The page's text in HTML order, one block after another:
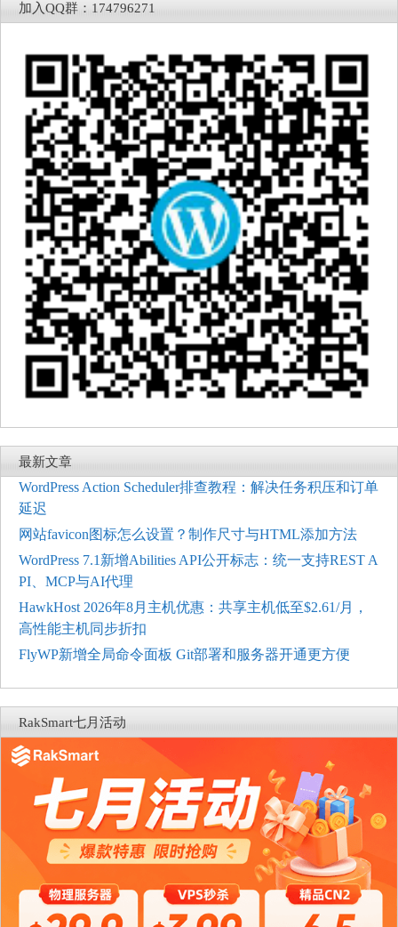
加入QQ群：174796271
最新文章
WordPress Action Scheduler排查教程：解决任务积压和订单
延迟
网站favicon图标怎么设置？制作尺寸与HTML添加方法
WordPress 7.1新增Abilities API公开标志：统一支持REST A
PI、MCP与AI代理
HawkHost 2026年8月主机优惠：共享主机低至$2.61/月，
高性能主机同步折扣
FlyWP新增全局命令面板 Git部署和服务器开通更方便
RakSmart七月活动